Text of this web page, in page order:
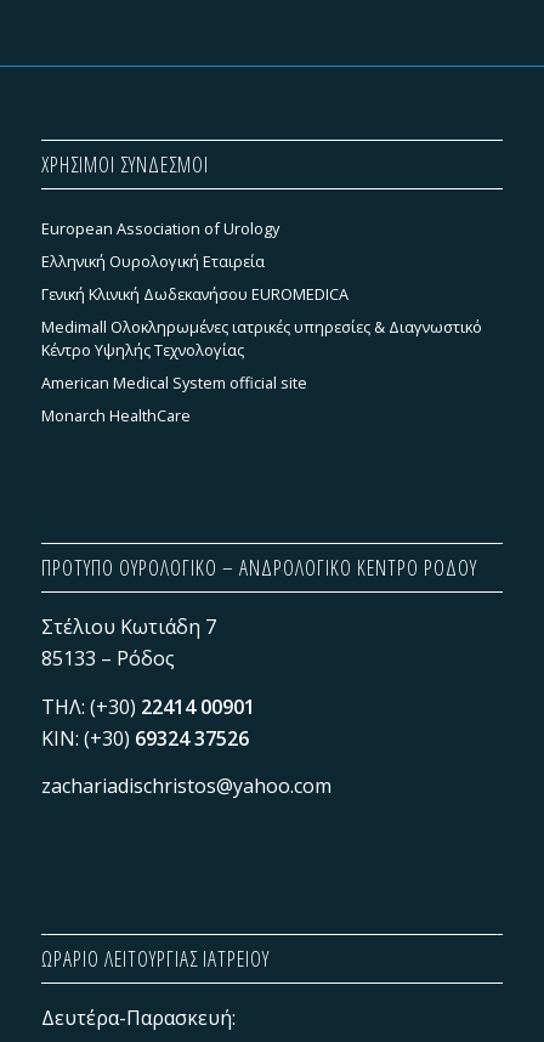
ΧΡΗΣΙΜΟΙ ΣΥΝΔΕΣΜΟΙ
European Association of Urology
Ελληνική Ουρολογική Εταιρεία
Γενική Κλινική Δωδεκανήσου EUROMEDICA
Medimall Ολοκληρωμένες ιατρικές υπηρεσίες & Διαγνωστικό
Κέντρο Υψηλής Τεχνολογίας
American Medical System official site
Monarch HealthCare
ΠΡΟΤΥΠΟ ΟΥΡΟΛΟΓΙΚΟ – ΑΝΔΡΟΛΟΓΙΚΟ ΚΕΝΤΡΟ ΡΟΔΟΥ
Στέλιου Κωτιάδη 7
85133 – Ρόδος
ΤΗΛ: (+30) 22414 00901
KIN: (+30) 69324 37526
zachariadischristos@yahoo.com
ΩΡΑΡΙΟ ΛΕΙΤΟΥΡΓΙΑΣ ΙΑΤΡΕΙΟΥ
Δευτέρα-Παρασκευή: